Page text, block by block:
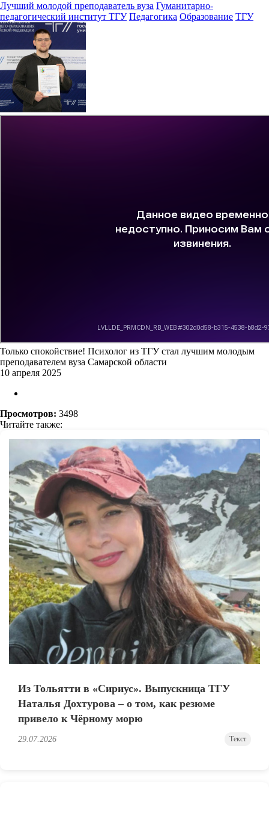
Лучший молодой преподаватель вуза Гуманитарно-
педагогический институт ТГУ Педагогика Образование ТГУ
Только спокойствие! Психолог из ТГУ стал лучшим молодым
преподавателем вуза Самарской области
10 апреля 2025
Просмотров: 3498
Читайте также:
Из Тольятти в «Сириус». Выпускница ТГУ
Наталья Дохтурова – о том, как резюме
привело к Чёрному морю
29.07.2026 Текст